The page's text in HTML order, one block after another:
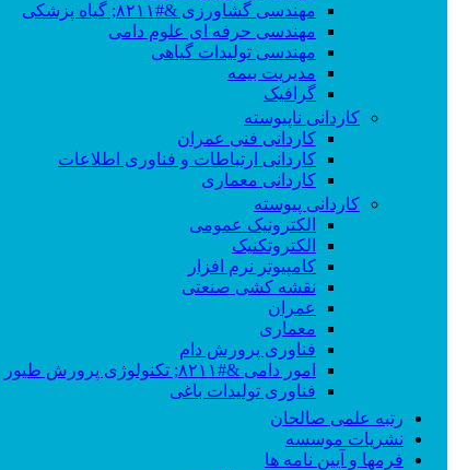
مهندسی گشاورزی &#۸۲۱۱; گیاه پزشکی
مهندسی حرفه ای علوم دامی
مهندسی تولیدات گیاهی
مدیریت بیمه
گرافیک
کاردانی ناپیوسته
کاردانی فنی عمران
کاردانی ارتباطات و فناوری اطلاعات
کاردانی معماری
کاردانی پیوسته
الکترونیک عمومی
الکتروتکنیک
کامپیوتر نرم افزار
نقشه کشی صنعتی
عمران
معماری
فناوری پرورش دام
امور دامی &#۸۲۱۱; تکنولوژی پرورش طیور
فناوری تولیدات باغی
رتبه علمی صالحان
نشریات موسسه
فرمها و آیین نامه ها